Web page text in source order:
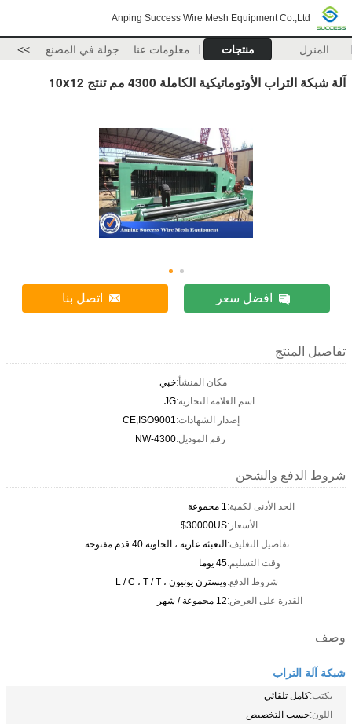
Anping Success Wire Mesh Equipment Co.,Ltd
المنزل منتجات معلومات عنا جولة في المصنع >>
آلة شبكة التراب الأوتوماتيكية الكاملة 4300 مم تنتج 10x12
افضل سعر اتصل بنا
تفاصيل المنتج
مكان المنشأ:خبي
اسم العلامة التجارية:JG
إصدار الشهادات:CE,ISO9001
رقم الموديل:NW-4300
شروط الدفع والشحن
الحد الأدنى لكمية:1 مجموعة
الأسعار:30000US$
تفاصيل التغليف:التعبئة عارية ، الحاوية 40 قدم مفتوحة
وقت التسليم:45 يوما
شروط الدفع:ويسترن يونيون ، L / C ، T / T
القدرة على العرض:12 مجموعة / شهر
وصف
شبكة آلة التراب
يكتب:كامل تلقائي
اللون:حسب التخصيص